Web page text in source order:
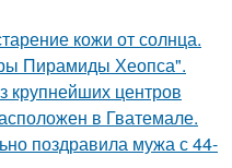
кожи от солнца.
Пирамиды Хеопса".
крупнейших центров
в Гватемале.
поздравила мужа с 44-